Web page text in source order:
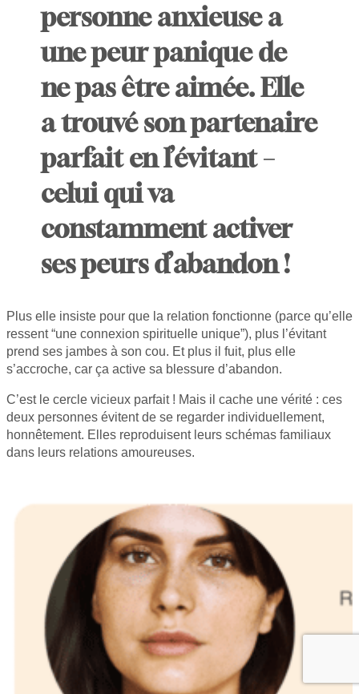
personne anxieuse a
une peur panique de
ne pas être aimée. Elle
a trouvé son partenaire
parfait en l’évitant –
celui qui va
constamment activer
ses peurs d’abandon !
Plus elle insiste pour que la relation fonctionne (parce qu’elle
ressent “une connexion spirituelle unique”), plus l’évitant
prend ses jambes à son cou. Et plus il fuit, plus elle
s’accroche, car ça active sa blessure d’abandon.
C’est le cercle vicieux parfait ! Mais il cache une vérité : ces
deux personnes évitent de se regarder individuellement,
honnêtement. Elles reproduisent leurs schémas familiaux
dans leurs relations amoureuses.